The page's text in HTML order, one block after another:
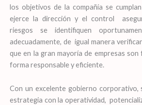
los objetivos de la compañía se
ejerce la dirección y el control
riesgos se identifiquen
adecuadamente, de igual manera
que en la gran mayoría de empresas
forma responsable y eficiente.
Con un excelente gobierno corporativo,
estrategia con la operatividad,